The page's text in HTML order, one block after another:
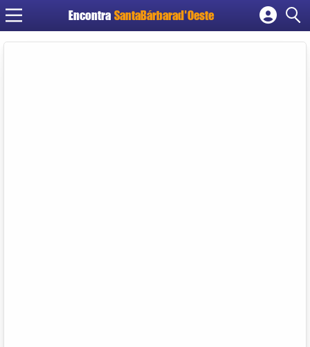
Encontra SantaBárbarad'Oeste
Cadastrar empresa